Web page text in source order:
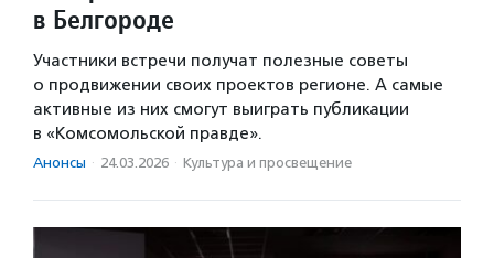
в Белгороде
Участники встречи получат полезные советы
о продвижении своих проектов регионе. А самые
активные из них смогут выиграть публикации
в «Комсомольской правде».
Анонсы · 24.03.2026 · Культура и просвещение